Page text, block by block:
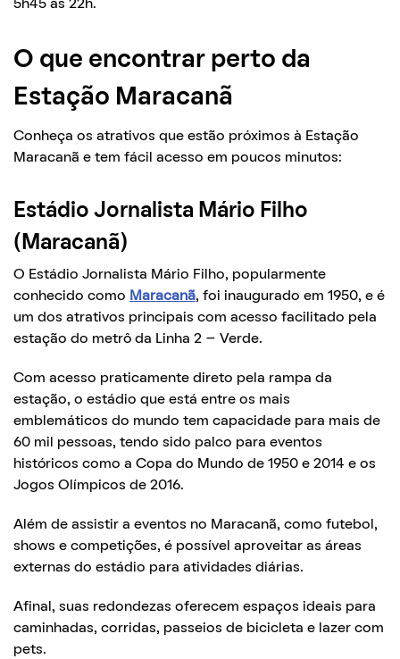
5h45 às 22h.
O que encontrar perto da
Estação Maracanã
Conheça os atrativos que estão próximos à Estação
Maracanã e tem fácil acesso em poucos minutos:
Estádio Jornalista Mário Filho
(Maracanã)
O Estádio Jornalista Mário Filho, popularmente
conhecido como Maracanã, foi inaugurado em 1950, e é
um dos atrativos principais com acesso facilitado pela
estação do metrô da Linha 2 – Verde.
Com acesso praticamente direto pela rampa da
estação, o estádio que está entre os mais
emblemáticos do mundo tem capacidade para mais de
60 mil pessoas, tendo sido palco para eventos
históricos como a Copa do Mundo de 1950 e 2014 e os
Jogos Olímpicos de 2016.
Além de assistir a eventos no Maracanã, como futebol,
shows e competições, é possível aproveitar as áreas
externas do estádio para atividades diárias.
Afinal, suas redondezas oferecem espaços ideais para
caminhadas, corridas, passeios de bicicleta e lazer com
pets.